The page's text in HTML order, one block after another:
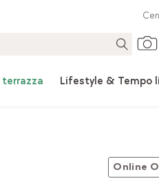
Lifestyle & Tempo
Online